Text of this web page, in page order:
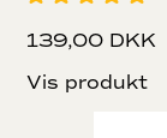
139,00 DKK
Vis produkt